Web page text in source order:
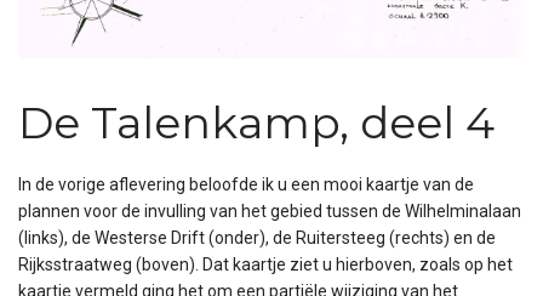
De Talenkamp, deel 4
In de vorige aflevering beloofde ik u een mooi kaartje van de
plannen voor de invulling van het gebied tussen de Wilhelminalaan
(links), de Westerse Drift (onder), de Ruitersteeg (rechts) en de
Rijksstraatweg (boven). Dat kaartje ziet u hierboven, zoals op het
kaartje vermeld ging het om een partiële wijziging van het